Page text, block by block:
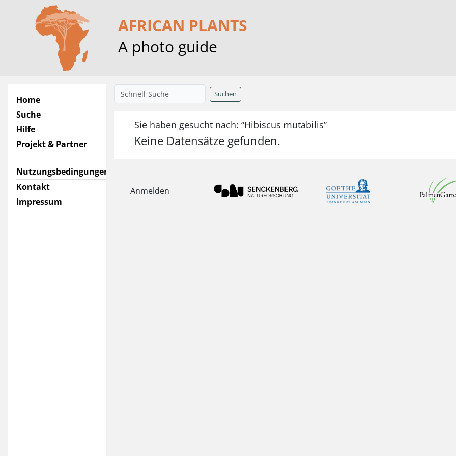
AFRICAN PLANTS
A photo guide
Home
Suche
Hilfe
Projekt & Partner
Nutzungsbedingungen
Kontakt
Impressum
Suchen
Sie haben gesucht nach: “Hibiscus mutabilis”
Keine Datensätze gefunden.
Anmelden